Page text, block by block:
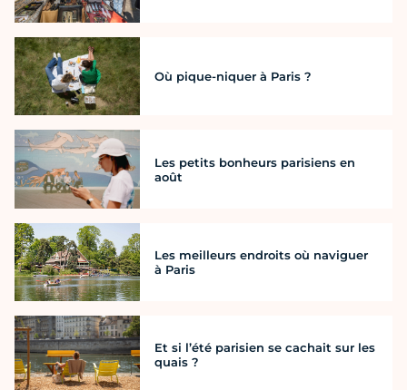
Où pique-niquer à Paris ?
Les petits bonheurs parisiens en
août
Les meilleurs endroits où naviguer
à Paris
Et si l’été parisien se cachait sur les
quais ?